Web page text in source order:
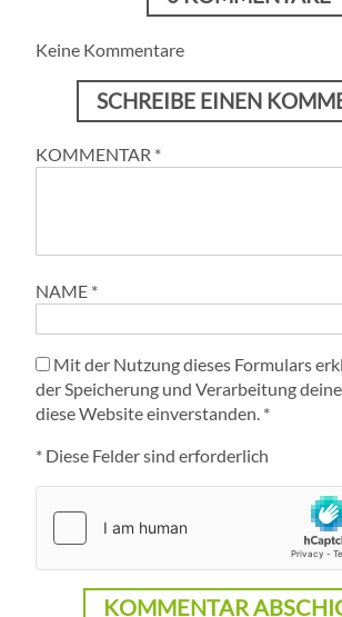
Keine Kommentare
SCHREIBE EINEN
KOMMENTAR *
NAME *
Mit der Nutzung dieses Formulars
der Speicherung und Verarbeitung
diese Website einverstanden. *
* Diese Felder sind erforderlich